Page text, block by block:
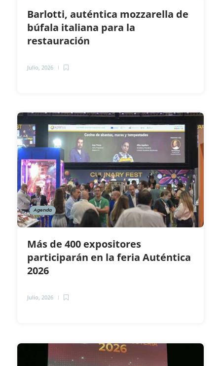
Barlotti, auténtica mozzarella de
búfala italiana para la
restauración
Julio, 2026
Agenda
Más de 400 expositores
participarán en la feria Auténtica
2026
Julio, 2026